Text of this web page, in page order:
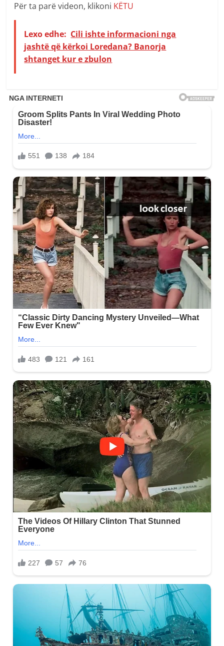
Për ta parë videon, klikoni KËTU
Lexo edhe: Cili ishte informacioni nga
jashtë që kërkoi Loredana? Banorja
shtanget kur e zbulon